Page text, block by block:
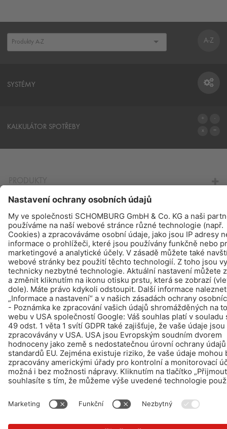
A-Z
SYSTÉMY
KALKULÁTOR SPOTŘEBY
PRODUKTY
NAJDETE – KOUPIT - INFO
© Schomburg. Tiráž|Ochraně dat
Design & realizace +| LOUIS INTERNET